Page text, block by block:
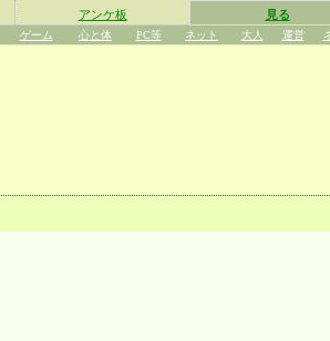
アンケ板 見る
ゲーム 心と体 PC等 ネット 大人 運営